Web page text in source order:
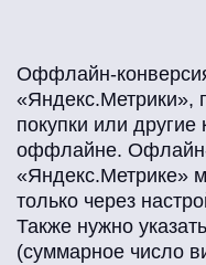
Оффлайн-
«Яндекс.Метрики»,
покупки или
оффлайне. Офлайн-
«Яндекс.Метрике»
только через
Также нужно
(суммарное число